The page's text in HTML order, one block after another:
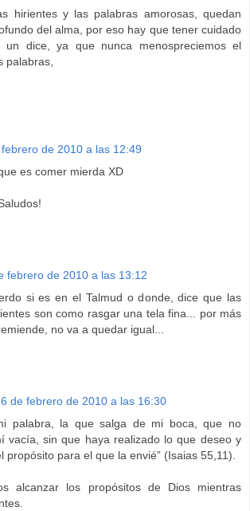
hirientes y las palabras amorosas, quedan
del alma, por eso hay que tener cuidado
dice, ya que nunca menospreciemos el
palabras,
de 2010 a las 12:49
es comer mierda XD
febrero de 2010 a las 13:12
si es en el Talmud o donde, dice que las
son como rasgar una tela fina... por más
no va a quedar igual...
de febrero de 2010 a las 16:30
palabra, la que salga de mi boca, que no
vacía, sin que haya realizado lo que deseo y
propósito para el que la envié” (Isaias 55,11).
alcanzar los propósitos de Dios mientras